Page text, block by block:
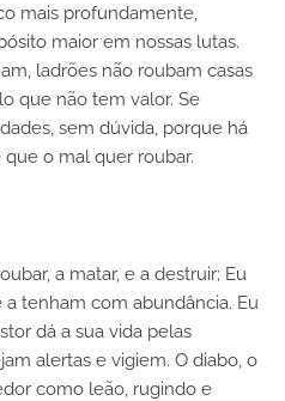
mais profundamente,
maior em nossas lutas.
ladrões não roubam casas
que não tem valor. Se
sem dúvida, porque há
o mal quer roubar.
a matar, e a destruir; Eu
tenham com abundância. Eu
dá a sua vida pelas
alertas e vigiem. O diabo, o
como leão, rugindo e